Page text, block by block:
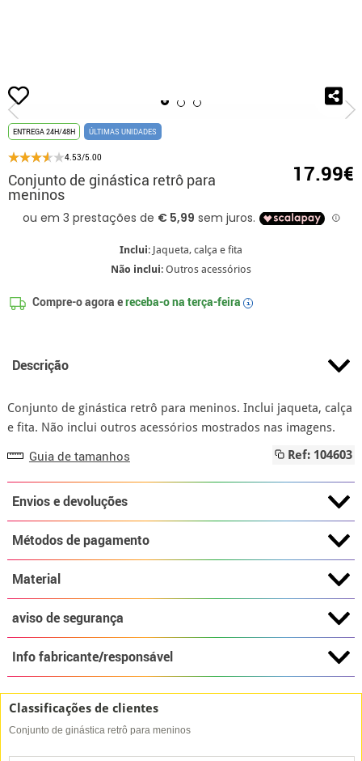
início Conjunto de
ENTREGA 24H/48H ÚLTIMAS UNIDADES
4.53/5.00
Conjunto de ginástica retrô para
meninos
17.99€
Inclui: Jaqueta, calça e fita
Não inclui: Outros acessórios
Compre-o agora ereceba-o na terça-feira i
Descrição
Conjunto de ginástica retrô para meninos. Inclui jaqueta, calça
e fita. Não inclui outros acessórios mostrados nas imagens.
Guia de tamanhos Ref: 104603
Envios e devoluções
Métodos de pagamento
Material
aviso de segurança
Info fabricante/responsável
Classificações de clientes
Conjunto de ginástica retrô para meninos